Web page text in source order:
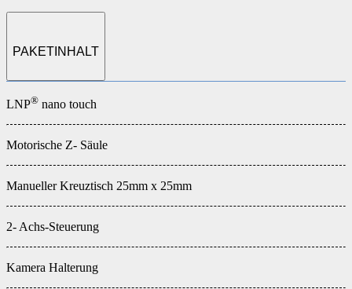
PAKETINHALT
LNP® nano touch
Motorische Z- Säule
Manueller Kreuztisch 25mm x 25mm
2- Achs-Steuerung
Kamera Halterung